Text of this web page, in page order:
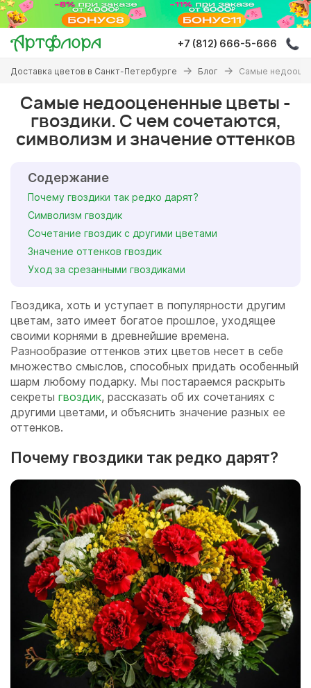
Перейти
основному
содержанию
+7 (812) 666-5-666
Вы
здесь
Доставка цветов в Санкт-Петербурге Блог Самые
Самые недооцененные цветы -
гвоздики. С чем сочетаются,
символизм и значение оттенков
Содержание
Почему гвоздики так редко дарят?
Символизм гвоздик
Сочетание гвоздик с другими цветами
Значение оттенков гвоздик
Уход за срезанными гвоздиками
Гвоздика, хоть и уступает в популярности другим
цветам, зато имеет богатое прошлое, уходящее
своими корнями в древнейшие времена.
Разнообразие оттенков этих цветов несет в себе
множество смыслов, способных придать особенный
шарм любому подарку. Мы постараемся раскрыть
секреты гвоздик, рассказать об их сочетаниях с
другими цветами, и объяснить значение разных ее
оттенков.
Почему гвоздики так редко дарят?